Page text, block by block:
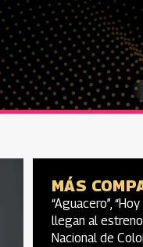
MÁS
“Aguacero”,
llegan al
Nacional de